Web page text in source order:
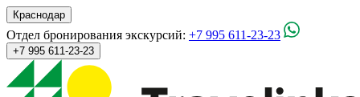
Краснодар
Отдел бронирования экскурсий: +7 995 611-23-23
+7 995 611-23-23